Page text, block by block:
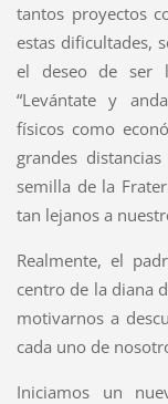
tantos proyectos
estas dificultades,
el deseo de ser
“Levántate y
físicos como
grandes
semilla de la
tan lejanos a
Realmente, el
centro de la diana
motivarnos a
cada uno de
Iniciamos un